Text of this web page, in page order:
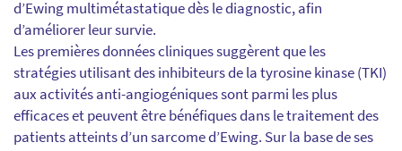
d’Ewing multimétastatique dès le diagnostic, afin
d’améliorer leur survie.
Les premières données cliniques suggèrent que les
stratégies utilisant des inhibiteurs de la tyrosine kinase (TKI)
aux activités anti-angiogéniques sont parmi les plus
efficaces et peuvent être bénéfiques dans le traitement des
patients atteints d’un sarcome d’Ewing. Sur la base de ses